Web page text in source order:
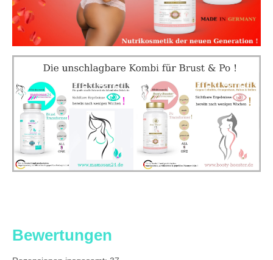
Bewertungen